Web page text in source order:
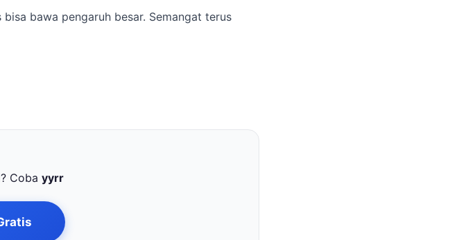
bawa pengaruh besar. Semangat terus
Coba yyrr